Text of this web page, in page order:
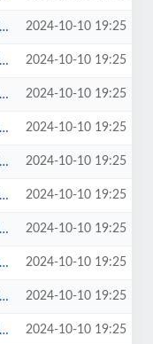
2024-10-10 19:25
2024-10-10 19:25
2024-10-10 19:25
2024-10-10 19:25
2024-10-10 19:25
2024-10-10 19:25
2024-10-10 19:25
2024-10-10 19:25
2024-10-10 19:25
2024-10-10 19:25